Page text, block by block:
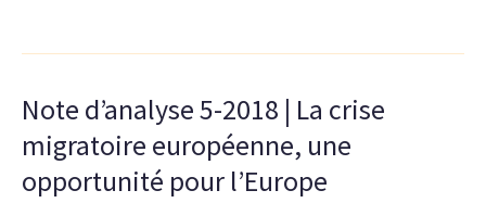
et
sociale
|
Vers
Note d’analyse 5-2018 | La crise
migratoire européenne, une
opportunité pour l’Europe